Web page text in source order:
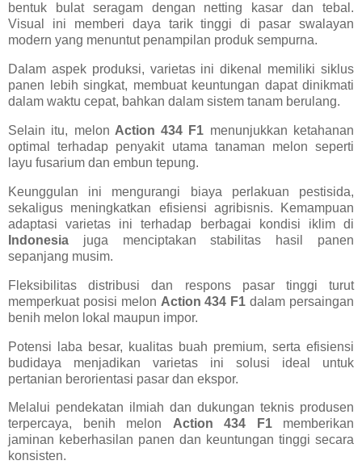
bentuk bulat seragam dengan netting kasar dan tebal.
Visual ini memberi daya tarik tinggi di pasar swalayan
modern yang menuntut penampilan produk sempurna.
Dalam aspek produksi, varietas ini dikenal memiliki siklus
panen lebih singkat, membuat keuntungan dapat dinikmati
dalam waktu cepat, bahkan dalam sistem tanam berulang.
Selain itu, melon Action 434 F1 menunjukkan ketahanan
optimal terhadap penyakit utama tanaman melon seperti
layu fusarium dan embun tepung.
Keunggulan ini mengurangi biaya perlakuan pestisida,
sekaligus meningkatkan efisiensi agribisnis. Kemampuan
adaptasi varietas ini terhadap berbagai kondisi iklim di
Indonesia juga menciptakan stabilitas hasil panen
sepanjang musim.
Fleksibilitas distribusi dan respons pasar tinggi turut
memperkuat posisi melon Action 434 F1dalam persaingan
benih melon lokal maupun impor.
Potensi laba besar, kualitas buah premium, serta efisiensi
budidaya menjadikan varietas ini solusi ideal untuk
pertanian berorientasi pasar dan ekspor.
Melalui pendekatan ilmiah dan dukungan teknis produsen
terpercaya, benih melon Action 434 F1memberikan
jaminan keberhasilan panen dan keuntungan tinggi secara
konsisten.